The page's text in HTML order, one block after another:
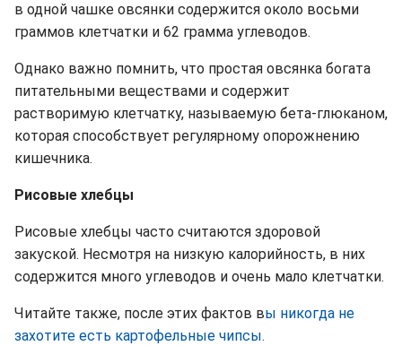
в одной чашке овсянки содержится около восьми
граммов клетчатки и 62 грамма углеводов.
Однако важно помнить, что простая овсянка богата
питательными веществами и содержит
растворимую клетчатку, называемую бета-глюканом,
которая способствует регулярному опорожнению
кишечника.
Рисовые хлебцы
Рисовые хлебцы часто считаются здоровой
закуской. Несмотря на низкую калорийность, в них
содержится много углеводов и очень мало клетчатки.
Читайте также, после этих фактов вы никогда не
захотите есть картофельные чипсы.